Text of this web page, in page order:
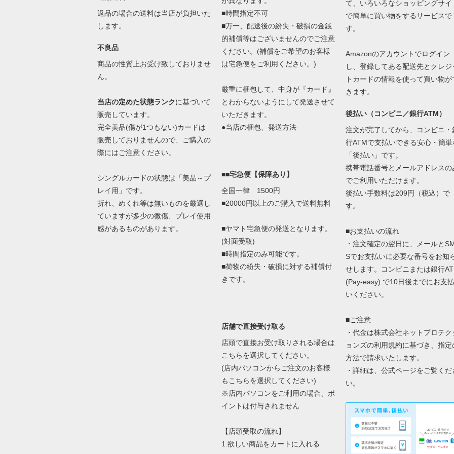
返品の場合の送料は当店が負担いた
します。
不良品
商品の性質上お受け致しておりませ
ん。
当店の定めた状態ランクに基づいて
販売しています。
完全美品(傷が1つもない)カードは
販売しておりませんので、ご購入の
際にはご注意ください。
シングルカードの状態は「美品～プ
レイ用」です。
折れ、めくれ等は無いものを厳選し
ていますが多少の微傷、プレイ使用
感があるものがあります。
■時間指定不可
■万一、配送後の紛失・破損の金銭
的補償等はございませんのでご注意
ください。(補償をご希望のお客様
は宅急便をご利用ください。)
厳重に梱包して、中身が『カード』
とわからないようにして発送させて
いただきます。
●当店の梱包、発送方法
■■宅急便【保障あり】
全国一律 1500円
■20000円以上のご購入で送料無料
■ヤマト宅急便の発送となります。
(対面受取)
■時間指定のみ可能です。
■荷物の紛失・破損に対する補償付
きです。
店舗で直接受け取る
店頭で直接お受け取りされる場合は
こちらを選択してください。
(店内パソコンからご注文のお客様
もこちらを選択してください)
※店内パソコンをご利用の場合、ポ
イントは付与されません
【店頭受取の流れ】
1.欲しい商品をカートに入れる
て、いろいろなショッピングサイ
で簡単に買い物をするサービスで
す。
Amazonのアカウントでログイン
し、登録してある配送先とクレジ
トカードの情報を使って買い物が
きます。
後払い（コンビニ／銀行ATM）
注文が完了してから、コンビニ・
行ATMで支払いできる安心・簡単
「後払い」です。
携帯電話番号とメールアドレスの
でご利用いただけます。
後払い手数料は209円（税込）で
す。
■お支払いの流れ
・注文確定の翌日に、メールと
Sでお支払いに必要な番号をお知
せします。コンビニまたは銀行
(Pay-easy) で10日後までにお支払
いください。
■ご注意
・代金は株式会社ネットプロテク
ョンズの利用規約に基づき、指定
方法で請求いたします。
・詳細は、 公式ページをご覧くだ
い。